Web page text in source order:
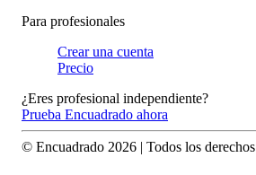
Para profesionales
Crear una cuenta
Precio
¿Eres profesional independiente?
Prueba Encuadrado ahora
© Encuadrado 2026 | Todos los